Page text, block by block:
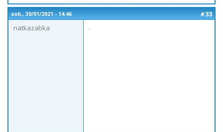
sob., 30/01/2021 - 14:46
#33
natkazabka
.